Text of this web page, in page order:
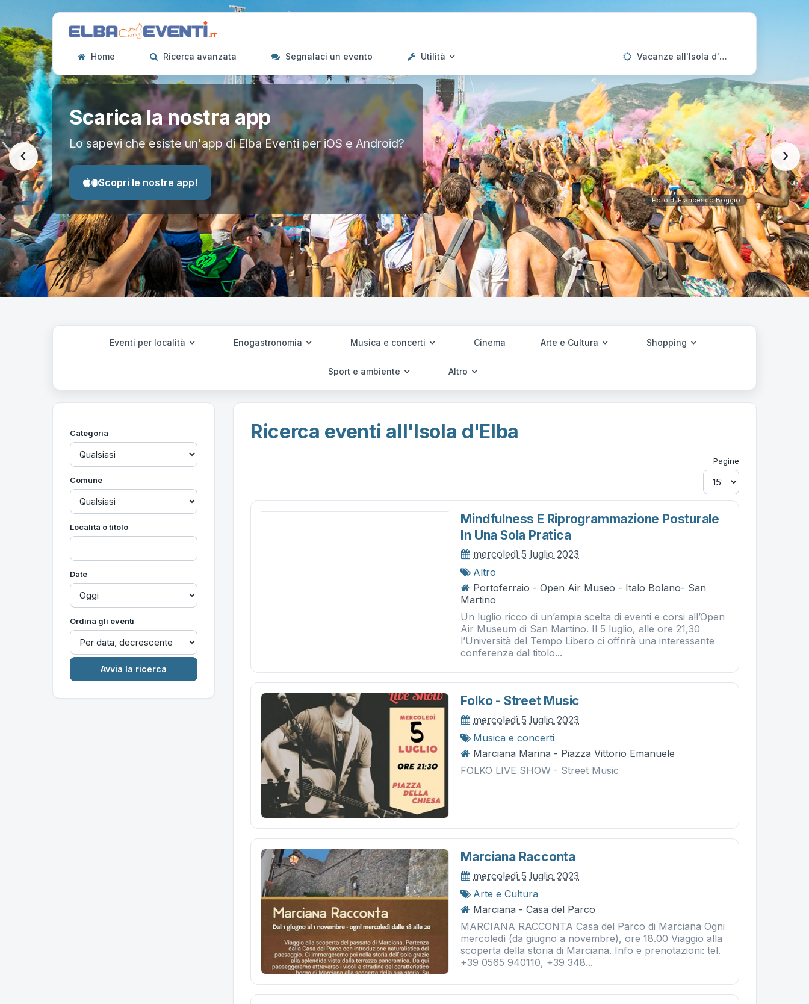
Home Ricerca avanzata Segnalaci un evento Utilità Vacanze all'Isola d'Elba
Scarica la nostra app
Lo sapevi che esiste un'app di Elba Eventi per iOS e Android?
Scopri le nostre app!
Foto di Francesco Boggio
‹ ›
Eventi per località Enogastronomia Musica e concerti Cinema Arte e Cultura Shopping
Sport e ambiente Altro
Categoria
Comune
Località o titolo
Date
Ordina gli eventi
Ricerca eventi all'Isola d'Elba
Pagine
Mindfulness E Riprogrammazione Posturale
In Una Sola Pratica
mercoledì 5 luglio 2023
Altro
Portoferraio - Open Air Museo - Italo Bolano- San
Martino
Un luglio ricco di un’ampia scelta di eventi e corsi all’Open
Air Museum di San Martino. Il 5 luglio, alle ore 21,30
l’Università del Tempo Libero ci offrirà una interessante
conferenza dal titolo...
Folko - Street Music
mercoledì 5 luglio 2023
Musica e concerti
Marciana Marina - Piazza Vittorio Emanuele
FOLKO LIVE SHOW - Street Music
Marciana Racconta
mercoledì 5 luglio 2023
Arte e Cultura
Marciana - Casa del Parco
MARCIANA RACCONTA Casa del Parco di Marciana Ogni
mercoledì (da giugno a novembre), ore 18.00 Viaggio alla
scoperta della storia di Marciana. Info e prenotazioni: tel.
+39 0565 940110, +39 348...